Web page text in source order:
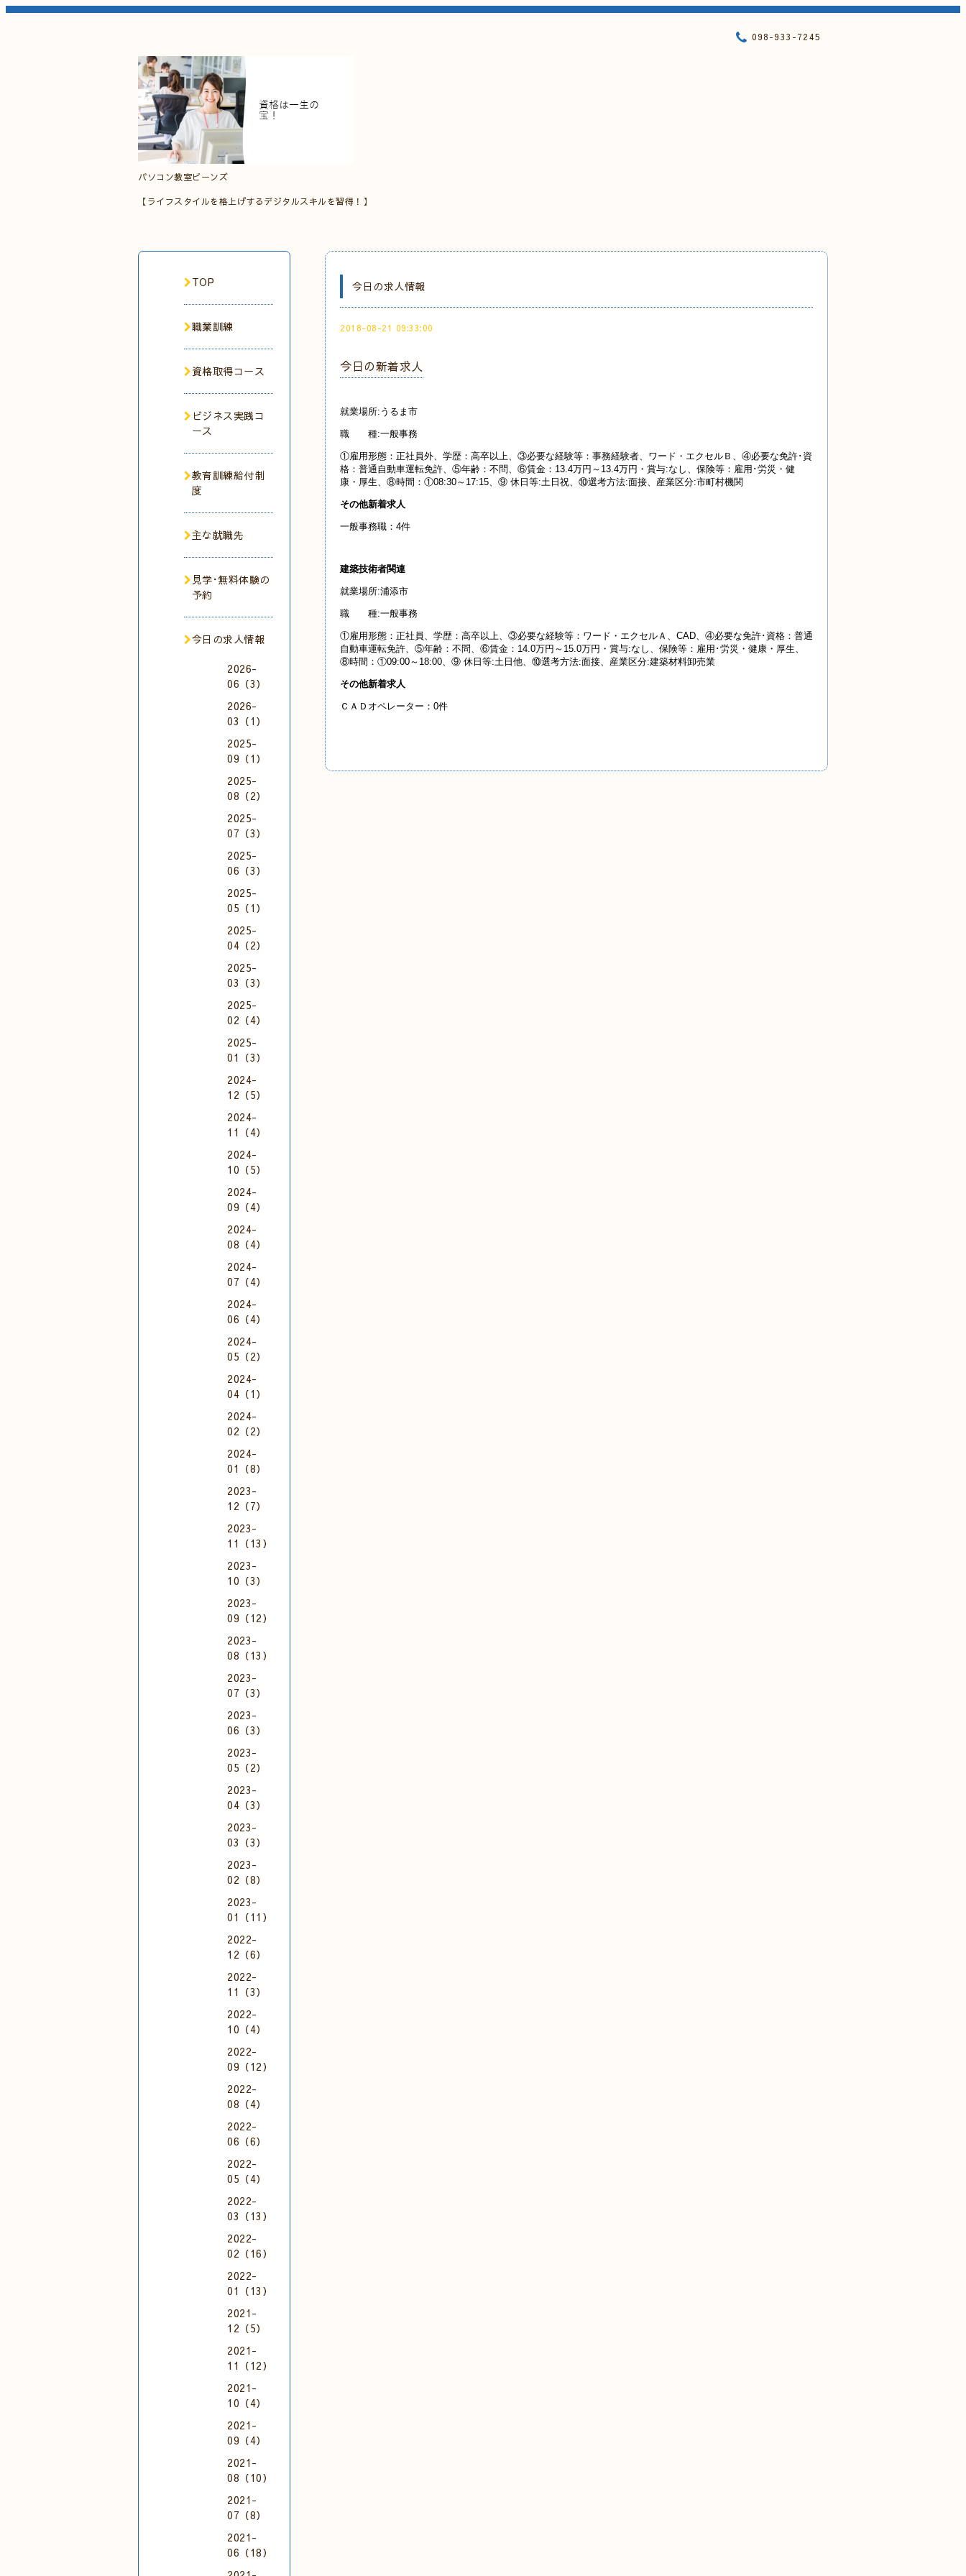
パソコン教室ビーンズ
【ライフスタイルを格上げするデジタルスキルを習得！】
098-933-7245
今日の求人情報
2018-08-21 09:33:00
今日の新着求人
就業場所:うるま市
職 種:一般事務
①雇用形態：正社員外、学歴：高卒以上、③必要な経験等：事務経験者、ワード・エクセルＢ、④必要な免許･資
格：普通自動車運転免許、⑤年齢：不問、⑥賃金：13.4万円～13.4万円・賞与:なし、保険等：雇用･労災・健
康・厚生、⑧時間：①08:30～17:15、⑨ 休日等:土日祝、⑩選考方法:面接、産業区分:市町村機関
その他新着求人
一般事務職：4件
建築技術者関連
就業場所:浦添市
職 種:一般事務
①雇用形態：正社員、学歴：高卒以上、③必要な経験等：ワード・エクセルＡ、CAD、④必要な免許･資格：普通
自動車運転免許、⑤年齢：不問、⑥賃金：14.0万円～15.0万円・賞与:なし、保険等：雇用･労災・健康・厚生、
⑧時間：①09:00～18:00、⑨ 休日等:土日他、⑩選考方法:面接、産業区分:建築材料卸売業
その他新着求人
ＣＡＤオペレーター：0件
TOP
職業訓練
資格取得コース
ビジネス実践コ
ース
教育訓練給付制
度
主な就職先
見学･無料体験の
予約
今日の求人情報
2026-
06（3）
2026-
03（1）
2025-
09（1）
2025-
08（2）
2025-
07（3）
2025-
06（3）
2025-
05（1）
2025-
04（2）
2025-
03（3）
2025-
02（4）
2025-
01（3）
2024-
12（5）
2024-
11（4）
2024-
10（5）
2024-
09（4）
2024-
08（4）
2024-
07（4）
2024-
06（4）
2024-
05（2）
2024-
04（1）
2024-
02（2）
2024-
01（8）
2023-
12（7）
2023-
11（13）
2023-
10（3）
2023-
09（12）
2023-
08（13）
2023-
07（3）
2023-
06（3）
2023-
05（2）
2023-
04（3）
2023-
03（3）
2023-
02（8）
2023-
01（11）
2022-
12（6）
2022-
11（3）
2022-
10（4）
2022-
09（12）
2022-
08（4）
2022-
06（6）
2022-
05（4）
2022-
03（13）
2022-
02（16）
2022-
01（13）
2021-
12（5）
2021-
11（12）
2021-
10（4）
2021-
09（4）
2021-
08（10）
2021-
07（8）
2021-
06（18）